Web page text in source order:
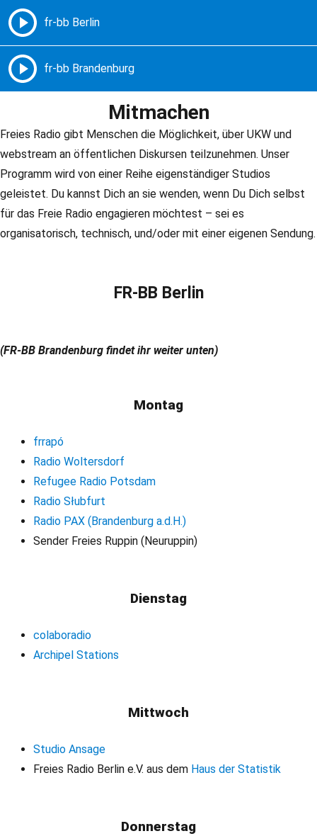
Freie Radios – Berlin Brandenburg
Mitmachen
Freies Radio gibt Menschen die Möglichkeit, über UKW und
webstream an öffentlichen Diskursen teilzunehmen. Unser
Programm wird von einer Reihe eigenständiger Studios
geleistet. Du kannst Dich an sie wenden, wenn Du Dich selbst
für das Freie Radio engagieren möchtest – sei es
organisatorisch, technisch, und/oder mit einer eigenen Sendung.
FR-BB Berlin
(FR-BB Brandenburg findet ihr weiter unten)
Montag
frrapó
Radio Woltersdorf
Refugee Radio Potsdam
Radio Słubfurt
Radio PAX (Brandenburg a.d.H.)
Sender Freies Ruppin (Neuruppin)
Dienstag
colaboradio
Archipel Stations
Mittwoch
Studio Ansage
Freies Radio Berlin e.V. aus dem Haus der Statistik
Donnerstag